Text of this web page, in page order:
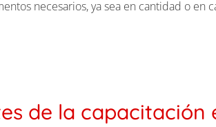
necesarios, ya sea en cantidad o en
de la capacitación